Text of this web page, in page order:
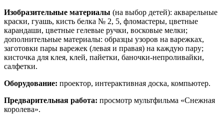
Изобразительные материалы (на выбор детей): акварельные
краски, гуашь, кисть белка № 2, 5, фломастеры, цветные
карандаши, цветные гелевые ручки, восковые мелки;
дополнительные материалы: образцы узоров на варежках,
заготовки пары варежек (левая и правая) на каждую пару;
кисточка для клея, клей, пайетки, баночки-непроливайки,
салфетки.
Оборудование: проектор, интерактивная доска, компьютер.
Предварительная работа: просмотр мультфильма «Снежная
королева».